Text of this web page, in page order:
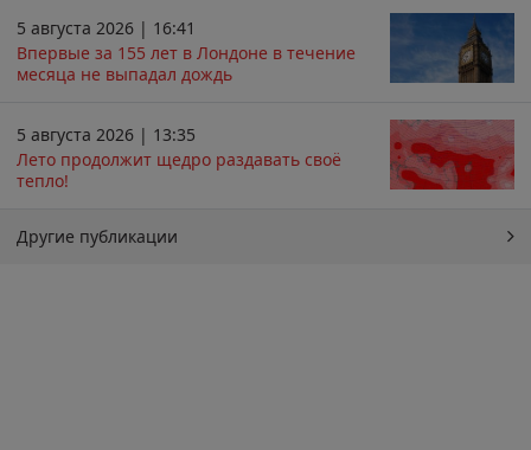
5 августа 2026 | 16:41
Впервые за 155 лет в Лондоне в течение
месяца не выпадал дождь
5 августа 2026 | 13:35
Лето продолжит щедро раздавать своё
тепло!
Другие публикации